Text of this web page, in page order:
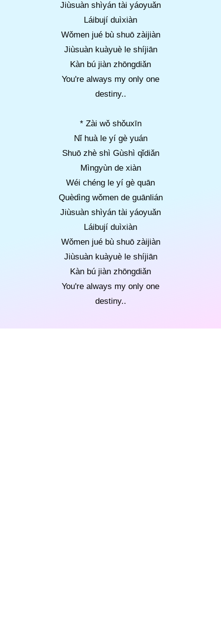
Jiùsuàn shìyán tài yáoyuǎn
Láibují duìxiàn
Wǒmen jué bù shuō zàijiàn
Jiùsuàn kuàyuè le shíjiān
Kàn bú jiàn zhōngdiǎn
You're always my only one
destiny..
* Zài wǒ shǒuxīn
Nǐ huà le yí gè yuán
Shuō zhè shì Gùshì qǐdiǎn
Mìngyùn de xiàn
Wéi chéng le yí gè quān
Quèdìng wǒmen de guānlián
Jiùsuàn shìyán tài yáoyuǎn
Láibují duìxiàn
Wǒmen jué bù shuō zàijiàn
Jiùsuàn kuàyuè le shíjiān
Kàn bú jiàn zhōngdiǎn
You're always my only one
destiny..